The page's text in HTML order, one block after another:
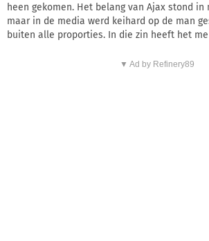
heen gekomen. Het belang van Ajax stond in
maar in de media werd keihard op de man
buiten alle proporties. In die zin heeft het
▼ Ad by Refinery89